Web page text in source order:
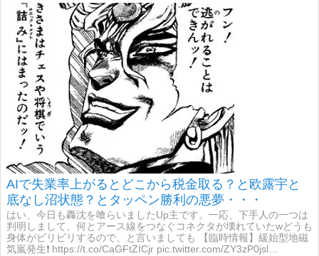
AIで失業率上がるとどこから税金取る？と欧露宇と
底なし沼状態？とタッペン勝利の悪夢・・・
はい、今日も轟沈を喰らいましたUp主です。一応、下手人の一つは
判明しまして、何とアース線をつなぐコネクタが壊れていたwどうも
身体がビリビリするので、と言いましても 【臨時情報】緩始型地磁
気嵐発生❗️ https://t.co/CaGFtZICjr pic.twitter.com/ZY3zP0jsl…